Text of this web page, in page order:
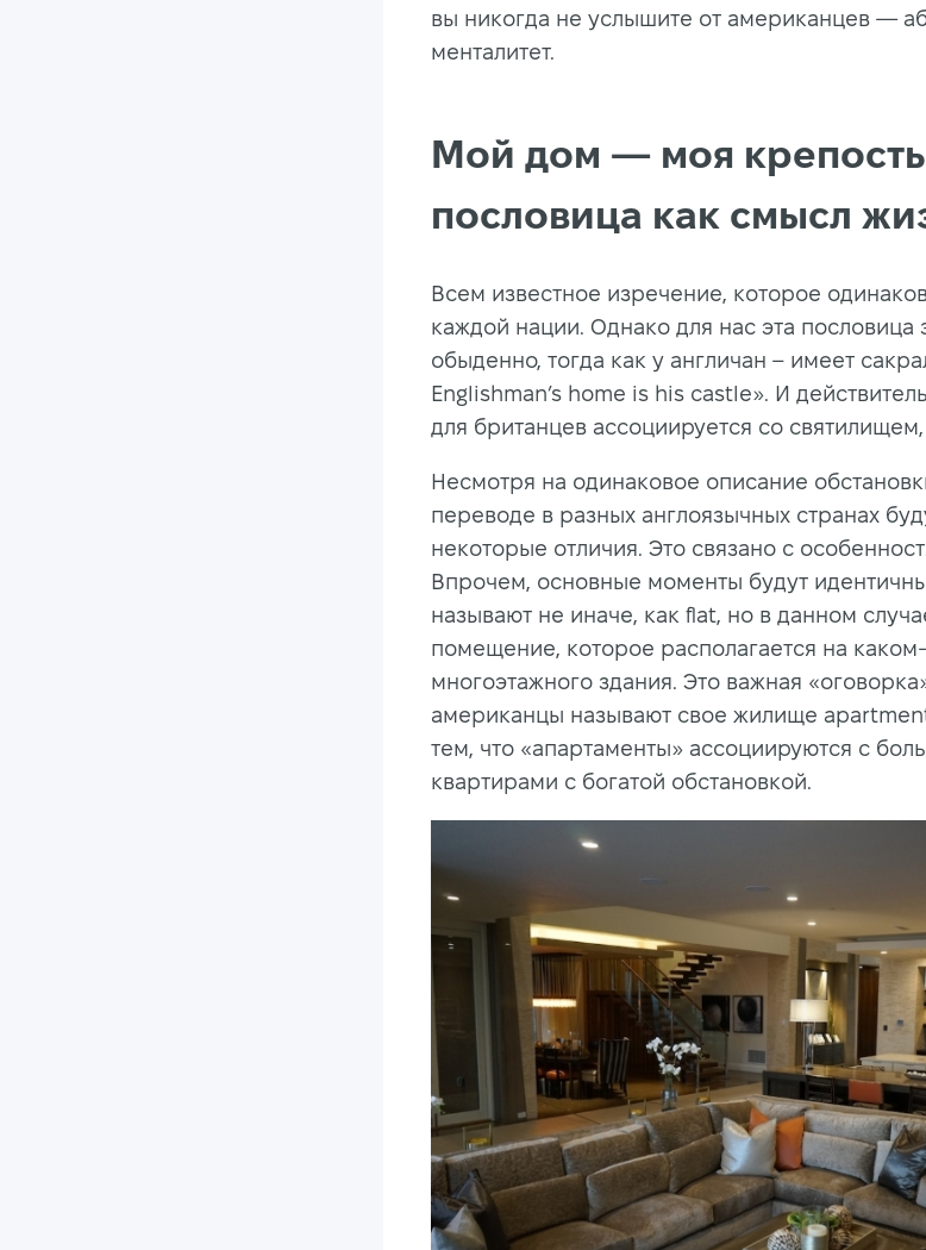
вы никогда не услышите от американцев —
менталитет.
Мой дом — моя
пословица как смысл
Всем известное изречение, которое
каждой нации. Однако для нас эта пословица
обыденно, тогда как у англичан – имеет
Englishman’s home is his castle». И
для британцев ассоциируется со
Несмотря на одинаковое описание
переводе в разных англоязычных странах
некоторые отличия. Это связано с
Впрочем, основные моменты будут
называют не иначе, как flat, но в данном
помещение, которое располагается на
многоэтажного здания. Это важная
американцы называют свое жилище
тем, что «апартаменты» ассоциируются с
квартирами с богатой обстановкой.